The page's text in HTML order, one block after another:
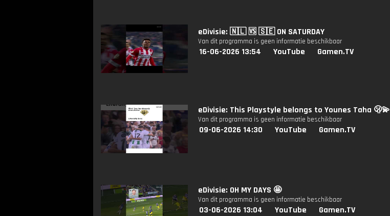
eDivisie: 🇳🇱 🆚️ 🇸🇪 ON SATURDAY
Van dit programma is geen informatie beschikbaar
16-06-2026 13:54 YouTube Gamen.TV
eDivisie: This Playstyle belongs to Younes Taha 🫢💫
Van dit programma is geen informatie beschikbaar
09-06-2026 14:30 YouTube Gamen.TV
eDivisie: OH MY DAYS 🤩
Van dit programma is geen informatie beschikbaar
03-06-2026 13:04 YouTube Gamen.TV